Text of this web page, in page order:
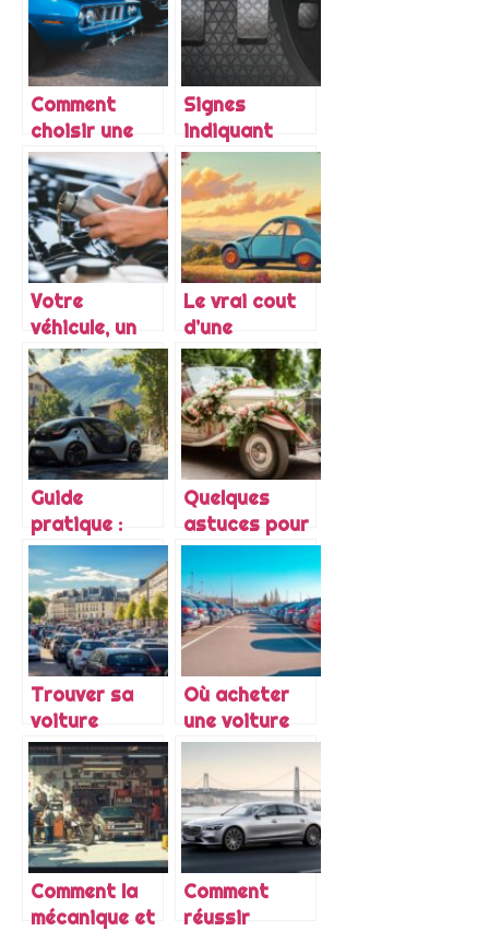
Comment
choisir une
bonne
assurance
pour ses
voitures de
collection ou
sa voiture
ancienne ?
Signes
indiquant
qu’il est
temps de
changer
votre kit
embrayage
Votre
véhicule, un
allié du
quotidien que
vous devez
chouchouter !
Le vrai cout
d’une
restauration
des trains
roulants
d’une 2CV
Guide
pratique :
Comment
prendre soin
de sa voiture
electrique a
Grenoble en
hiver
Quelques
astuces pour
mieux décorer
sa voiture
pour un
mariage :
focus sur les
poignées
Trouver sa
voiture
d’occasion à
Nantes :
guide des
meilleures
offres et
services
Où acheter
une voiture
d’occasion à
Brest avec un
large choix de
marques
Comment la
mécanique et
Comment
réussir